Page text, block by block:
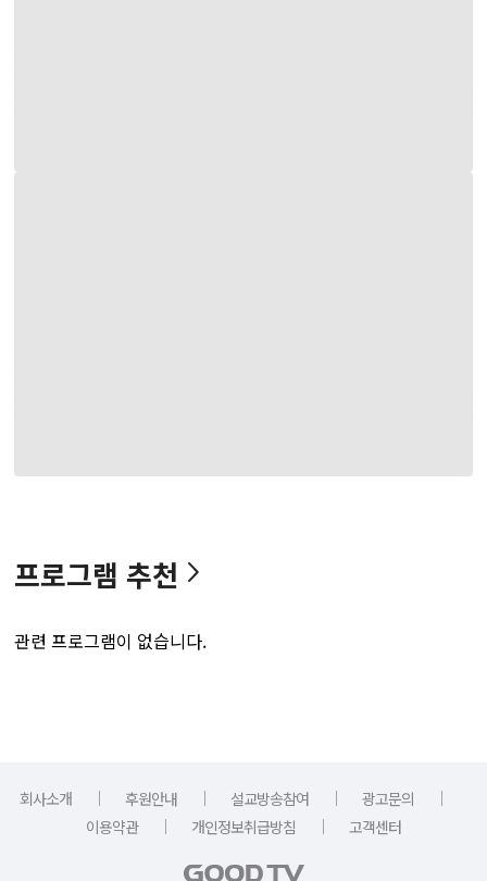
프로그램 추천
관련 프로그램이 없습니다.
회사소개 ｜ 후원안내 ｜ 설교방송참여 ｜ 광고문의
｜
이용약관
｜ 개인정보취급방침 ｜ 고객센터